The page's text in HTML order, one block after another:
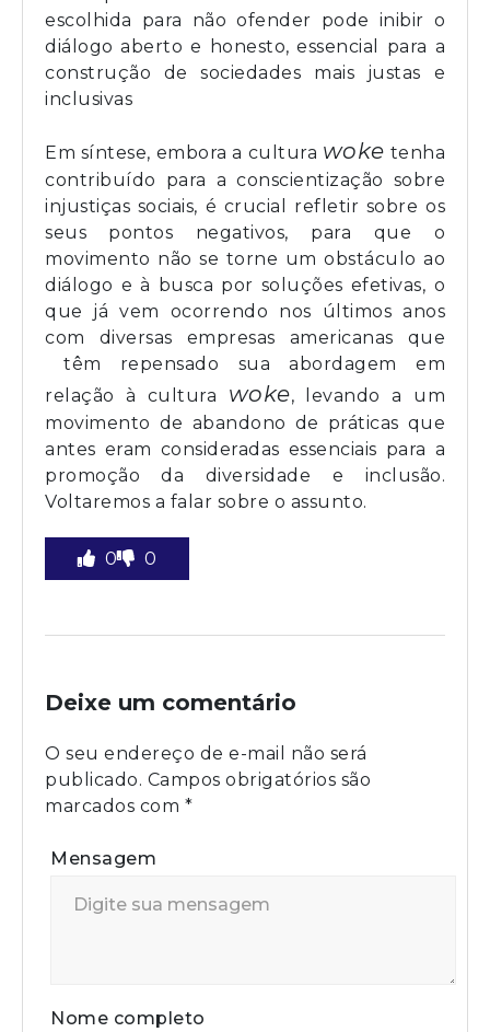
escolhida para não ofender pode inibir o
diálogo aberto e honesto, essencial para a
construção de sociedades mais justas e
inclusivas
Em síntese, embora a cultura woke tenha
contribuído para a conscientização sobre
injustiças sociais, é crucial refletir sobre os
seus pontos negativos, para que o
movimento não se torne um obstáculo ao
diálogo e à busca por soluções efetivas, o
que já vem ocorrendo nos últimos anos
com diversas empresas americanas que
têm repensado sua abordagem em
relação à cultura woke, levando a um
movimento de abandono de práticas que
antes eram consideradas essenciais para a
promoção da diversidade e inclusão.
Voltaremos a falar sobre o assunto.
0 0
Deixe um comentário
O seu endereço de e-mail não será
publicado. Campos obrigatórios são
marcados com *
Mensagem
Nome completo